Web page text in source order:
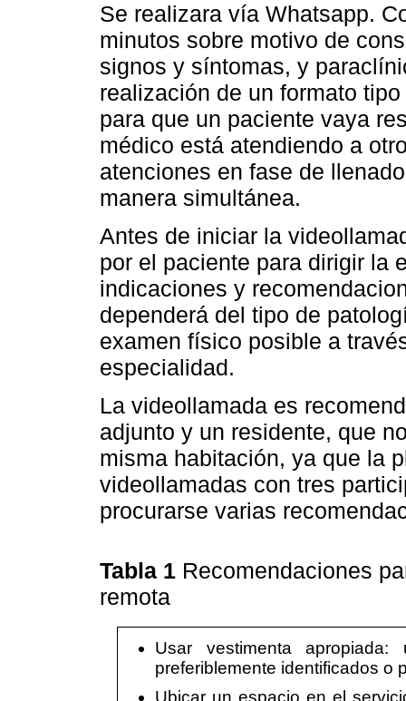
Se realizara vía Whatsapp.
minutos sobre motivo de
signos y síntomas, y
realización de un formato
para que un paciente vaya
médico está atendiendo a
atenciones en fase de
manera simultánea.
Antes de iniciar la
por el paciente para dirigir la
indicaciones y
dependerá del tipo de
examen físico posible a
especialidad.
La videollamada es
adjunto y un residente, que
misma habitación, ya que la
videollamadas con tres
procurarse varias
Tabla 1 Recomendaciones
remota
Usar vestimenta
preferiblemente identificados o
Ubicar un espacio en el